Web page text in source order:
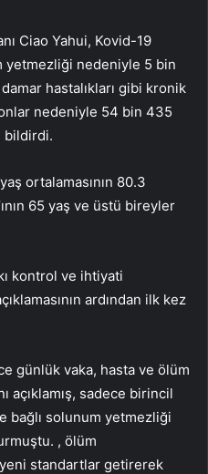
Ciao Yahui, Kovid-19
yetmezliği nedeniyle 5 bin
hastalıkları gibi kronik
nedeniyle 54 bin 435
bildirdi.
ortalamasının 80.3
65 yaş ve üstü bireyler
kontrol ve ihtiyati
ardından ilk kez
günlük vaka, hasta ve ölüm
açıklamış, sadece birincil
bağlı solunum yetmezliği
, ölüm
standartlar getirerek